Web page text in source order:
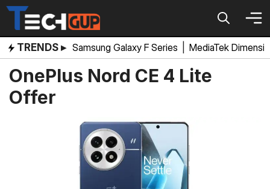
Skip
content
TRENDS ▸ Samsung Galaxy F Series MediaTek
OnePlus Nord CE 4 Lite
Offer